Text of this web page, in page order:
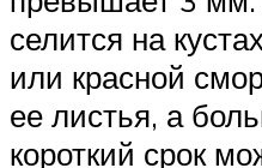
селится на
или красной
ее листья, а
короткий срок